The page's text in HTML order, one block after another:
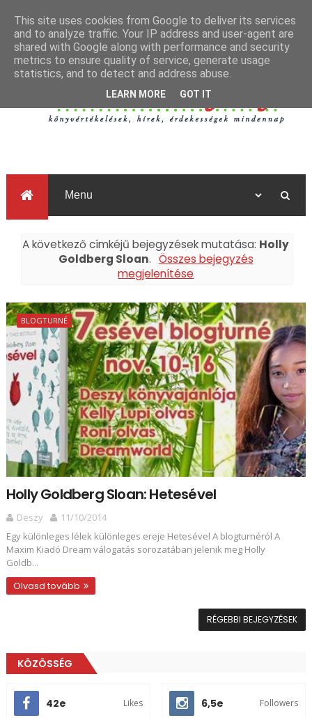
A következő címkéjű bejegyzések mutatása: Holly
Goldberg Sloan. Összes bejegyzés
megjelenítése
BLOGTURNÉ
Holly Goldberg Sloan: Hetesével
Deszy
11/10/2014
Egy különleges lélek különleges ereje Hetesével A blogturnéról A
Maxim Kiadó Dream válogatás sorozatában jelenik meg Holly
Goldb...
Olvasd tovább
RÉGEBBI BEJEGYZÉSEK
KÖZÖSSÉG
42e Likes 6,5e Followers
This site uses cookies from Google to deliver its services
and to analyze traffic. Your IP address and user-agent are
shared with Google along with performance and security
metrics to ensure quality of service, generate usage
statistics, and to detect and address abuse.
LEARN MORE GOT IT